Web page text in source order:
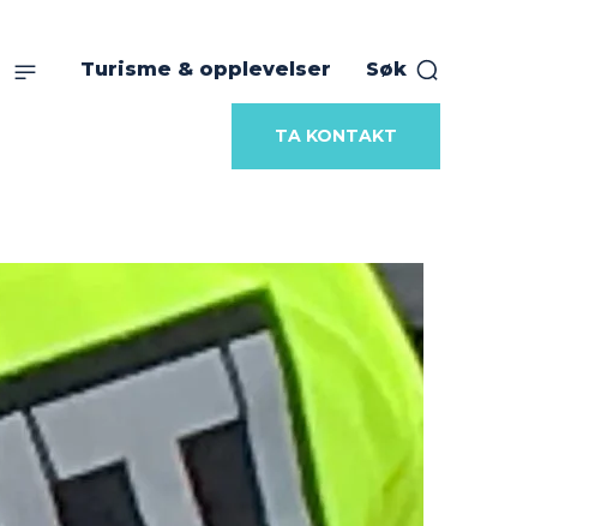
Turisme & opplevelser Søk
TA KONTAKT